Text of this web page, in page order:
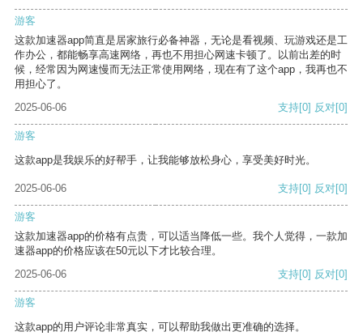
游客
这款加速器app简直是居家旅行必备神器，无论是看视频、玩游戏还是工
作办公，都能畅享高速网络，再也不用担心网速卡顿了。以前出差的时
候，经常因为网速慢而无法正常使用网络，现在有了这个app，我再也不
用担心了。
2025-06-06
支持[0] 反对[0]
游客
这款app是我娱乐的好帮手，让我能够放松身心，享受美好时光。
2025-06-06 支持[0] 反对[0]
游客
这款加速器app的价格有点贵，可以适当降低一些。我个人觉得，一款加
速器app的价格应该在50元以下才比较合理。
2025-06-06
支持[0] 反对[0]
游客
这款app的用户评论非常真实，可以帮助我做出更准确的选择。